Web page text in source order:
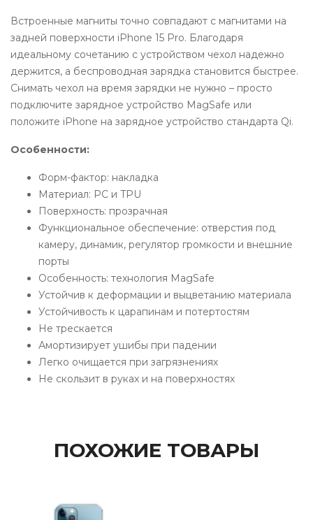
Встроенные магниты точно совпадают с магнитами на
задней поверхности iPhone 15 Pro. Благодаря
идеальному сочетанию с устройством чехол надежно
держится, а беспроводная зарядка становится быстрее.
Снимать чехол на время зарядки не нужно – просто
подключите зарядное устройство MagSafe или
положите iPhone на зарядное устройство стандарта Qi.
Особенности:
Форм-фактор: накладка
Материал: PC и TPU
Поверхность: прозрачная
Функциональное обеспечение: отверстия под
камеру, динамик, регулятор громкости и внешние
порты
Особенность: технология MagSafe
Устойчив к деформации и выцветанию материала
Устойчивость к царапинам и потертостям
Не трескается
Амортизирует ушибы при падении
Легко очищается при загрязнениях
Не скользит в руках и на поверхностях
ПОХОЖИЕ ТОВАРЫ